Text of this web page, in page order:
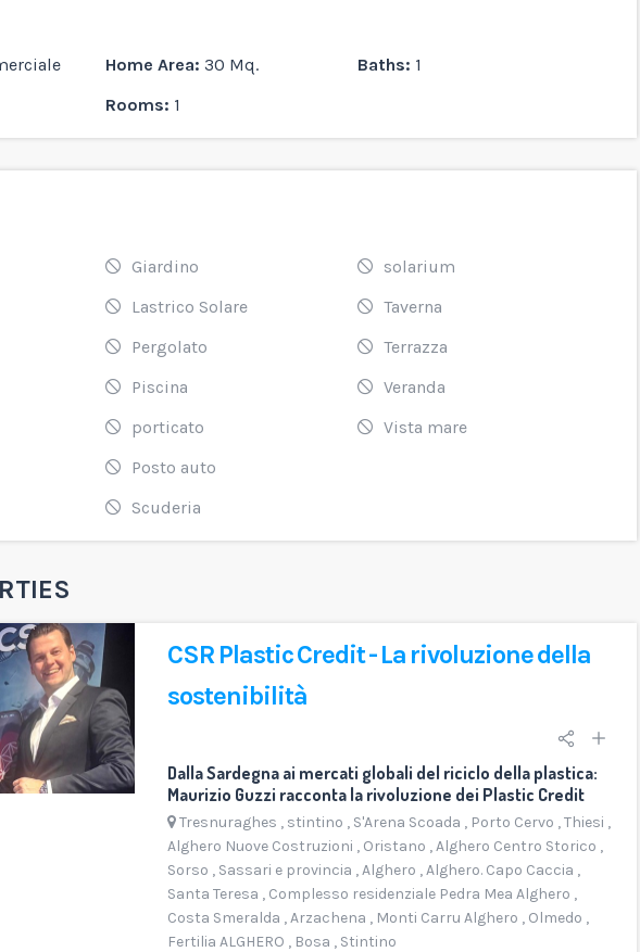
Home Area:
30 Mq.
Rooms: 1
Baths: 1
Giardino
Lastrico Solare
Pergolato
Piscina
porticato
Posto auto
Scuderia
solarium
Taverna
Terrazza
Veranda
Vista mare
CSR Plastic Credit - La rivoluzione della
sostenibilità
Dalla Sardegna ai mercati globali del riciclo della plastica:
Maurizio Guzzi racconta la rivoluzione dei Plastic Credit
Tresnuraghes , stintino , S'Arena Scoada , Porto Cervo ,Thiesi ,
Alghero Nuove Costruzioni , Oristano ,Alghero Centro Storico ,
Sorso , Sassari e provincia ,Alghero ,Alghero. Capo Caccia ,
Santa Teresa , Complesso residenziale Pedra Mea Alghero ,
Costa Smeralda ,Arzachena , Monti Carru Alghero , Olmedo ,
Fertilia ALGHERO , Bosa , Stintino
395.000
SALE REDUCED
17
Villa capo schiera con giardino, piscina
condominiale e solarium con
Complesso residenziale Pedra Mea
Mediasard entra nel mondo del Plastic
Credit
Alghero